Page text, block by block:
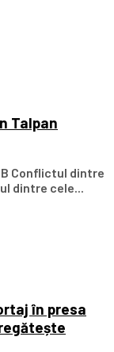
Talpan
Conflictul dintre
dintre cele...
în presa